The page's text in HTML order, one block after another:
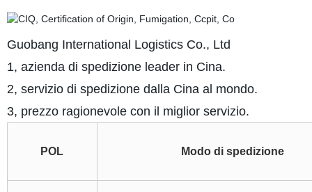
Guobang International Logistics Co., Ltd
1, azienda di spedizione leader in Cina.
2, servizio di spedizione dalla Cina al mondo.
3, prezzo ragionevole con il miglior servizio.
POL Modo di spedizione